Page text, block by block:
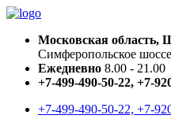
Московская область,
Симферопольское
Ежедневно 8.00 - 21.00
+7-499-490-50-22, +7-
+7-499-490-50-22, +7-